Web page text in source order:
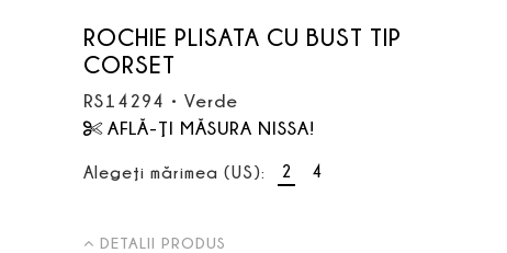
ROCHIE PLISATA CU BUST TIP
CORSET
RS14294 • Verde
AFLĂ-ŢI MĂSURA NISSA!
Alegeţi mărimea (US): 2 4
DETALII PRODUS